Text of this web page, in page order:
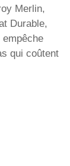
Merlin,
Durable,
qui coûtent